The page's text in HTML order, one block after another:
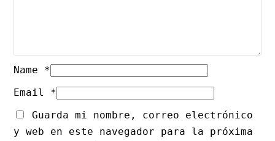
Name *
Email *
Guarda mi nombre, correo electrónico
y web en este navegador para la próxima